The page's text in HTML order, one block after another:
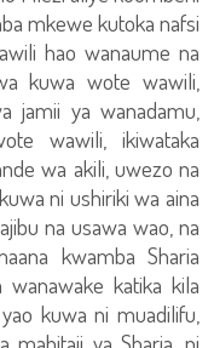
mkewe kutoka nafsi
hao wanaume na
kuwa wote wawili,
jamii ya wanadamu,
wawili, ikiwataka
wa akili, uwezo na
ni ushiriki wa aina
na usawa wao, na
kwamba Sharia
katika kila
kuwa ni muadilifu,